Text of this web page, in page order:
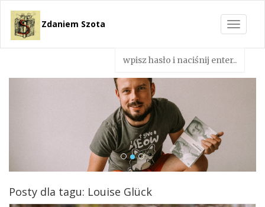
Toggle
Zdaniem Szota
Posty dla tagu: Louise Glück